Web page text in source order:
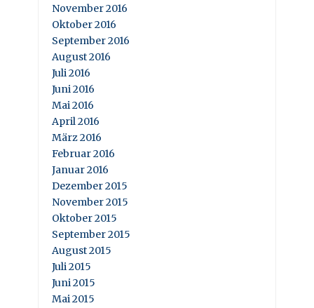
November 2016
Oktober 2016
September 2016
August 2016
Juli 2016
Juni 2016
Mai 2016
April 2016
März 2016
Februar 2016
Januar 2016
Dezember 2015
November 2015
Oktober 2015
September 2015
August 2015
Juli 2015
Juni 2015
Mai 2015